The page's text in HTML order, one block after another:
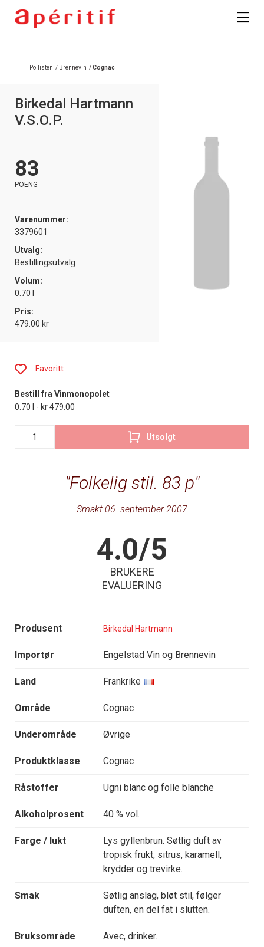
Pollisten / Brennevin /Cognac
Birkedal Hartmann
V.S.O.P.
83
POENG
Varenummer:
3379601
Utvalg:
Bestillingsutvalg
Volum:
0.70 l
Pris:
479.00 kr
Folkelig stil. 83 p
Smakt 06. september 2007
4.0/5
BRUKERE
EVALUERING
Produsent Birkedal Hartmann
Importør Engelstad Vin og Brennevin
Land Frankrike
Område Cognac
Underområde Øvrige
Produktklasse Cognac
Råstoffer Ugni blanc og folle blanche
Alkoholprosent 40 % vol.
Farge / lukt
Lys gyllenbrun. Søtlig duft av
tropisk frukt, sitrus, karamell,
krydder og trevirke.
Smak
Søtlig anslag, bløt stil, følger
duften, en del fat i slutten.
Bruksområde Avec, drinker.
Favoritt
Bestill fra Vinmonopolet
0.70 l - kr 479.00
Utsolgt